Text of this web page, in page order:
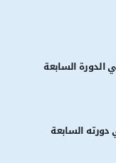
الدورة السابعة
دورته السابعة